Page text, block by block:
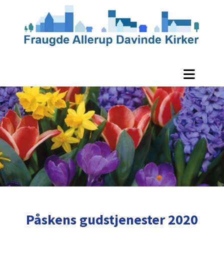
Påskens gudstjenester 2020